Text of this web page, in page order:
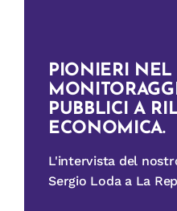
PIONIERI
PUBBLICI A
ECONOMICA.
L'intervista del
Sergio Loda a La